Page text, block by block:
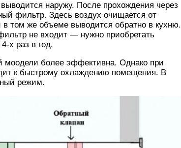
наружу. После прохождения через
фильтр. Здесь воздух очищается от
том же объеме выводится обратно в кухню.
не входит — нужно приобретать
х раз в год.
моодели более эффективна. Однако при
к быстрому охлаждению помещения. В
режим.